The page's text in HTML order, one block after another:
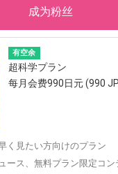
成为粉丝
有空余
超科学プラン
每月会费990日元 (990
く見たい方向けのプラン
ース、無料プラン限定コ